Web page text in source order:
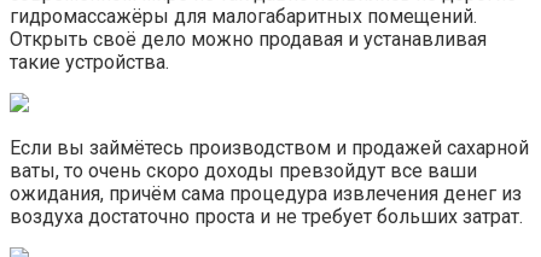
гидромассажёры для малогабаритных помещений.
Открыть своё дело можно продавая и устанавливая
такие устройства.
Если вы займётесь производством и продажей сахарной
ваты, то очень скоро доходы превзойдут все ваши
ожидания, причём сама процедура извлечения денег из
воздуха достаточно проста и не требует больших затрат.